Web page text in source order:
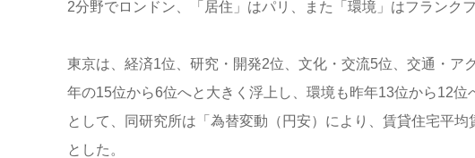
2分野でロンドン、「居住」はパリ、また「環境」はフランク
東京は、経済1位、研究・開発2位、文化・交流5位、交通・
年の15位から6位へと大きく浮上し、環境も昨年13位から12
として、同研究所は「為替変動（円安）により、賃貸住宅平
とした。